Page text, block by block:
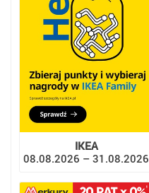
IKEA
08.08.2026 – 31.08.2026